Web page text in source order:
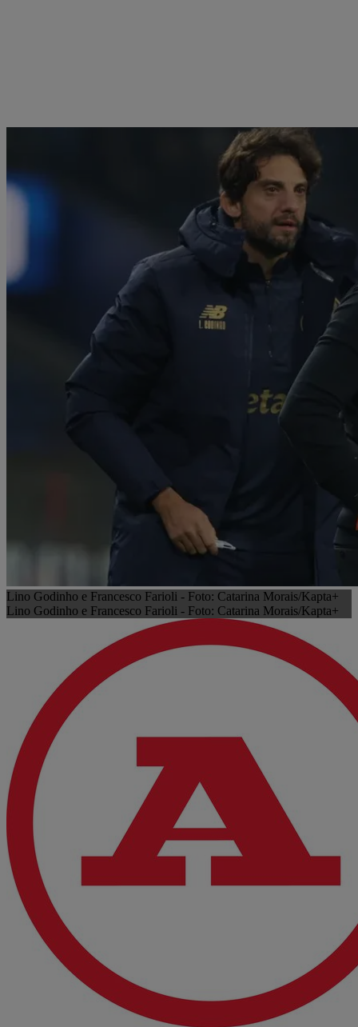
Lino Godinho e Francesco Farioli - Foto: Catarina Morais/Kapta+
Lino Godinho e Francesco Farioli - Foto: Catarina Morais/Kapta+